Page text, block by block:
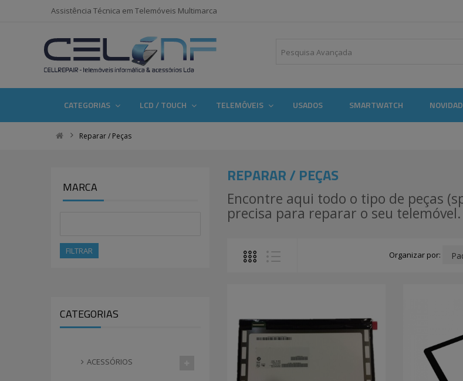
Assistência Técnica em Telemóveis Multimarca
CATEGORIAS LCD / TOUCH TELEMÓVEIS USADOS SMARTWATCH
Reparar / Peças
MARCA
FILTRAR
CATEGORIAS
ACESSÓRIOS
REPARAR / PEÇAS
Encontre aqui todo o tipo de peças
precisa para reparar o seu
Organizar por: